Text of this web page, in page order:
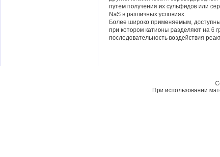
путем получения их сульфидов или
NaS в различных условиях.
Более широко применяемым,
при котором катионы разделяют на 6
последовательность воздействия
При использовании